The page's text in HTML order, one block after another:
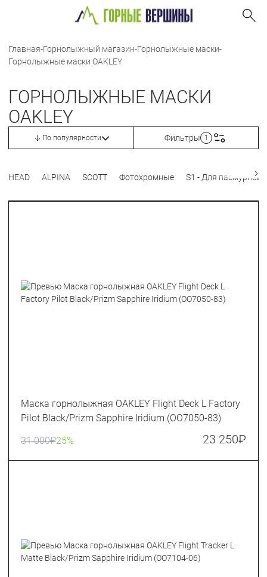
Главная-Горнолыжный магазин-Горнолыжные маски-
Горнолыжные маски OAKLEY
ГОРНОЛЫЖНЫЕ МАСКИ
OAKLEY
По популярности Фильтры 1
HEAD ALPINA SCOTT Фотохромные S1 - Для пасмурной
Маска горнолыжная OAKLEY Flight Deck L Factory
Pilot Black/Prizm Sapphire Iridium (OO7050-83)
31 000₽25% 23 250₽